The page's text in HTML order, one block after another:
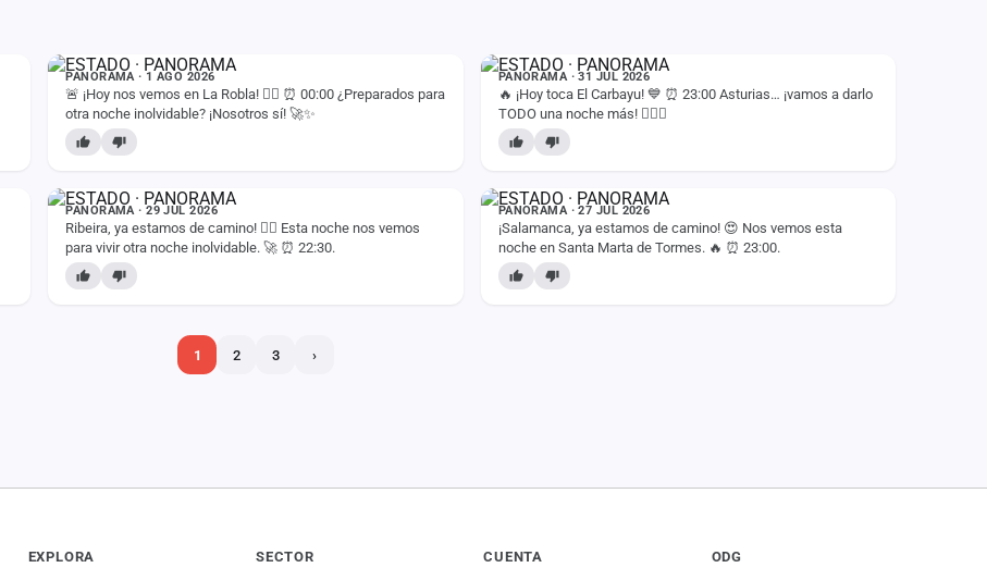
PANORAMA · 1 AGO 2026
🚨 ¡Hoy nos vemos en La Robla! ❤️‍🔥 ⏰ 00:00 ¿Preparados para
otra noche inolvidable? ¡Nosotros sí! 🚀✨
PANORAMA · 31 JUL 2026
🔥 ¡Hoy toca El Carbayu! 💙 ⏰ 23:00 Asturias… ¡vamos a darlo
TODO una noche más! ❤️‍🔥🙌
PANORAMA · 29 JUL 2026
Ribeira, ya estamos de camino! ❤️‍🔥 Esta noche nos vemos
para vivir otra noche inolvidable. 🚀 ⏰ 22:30.
PANORAMA · 27 JUL 2026
¡Salamanca, ya estamos de camino! 😍 Nos vemos esta
noche en Santa Marta de Tormes. 🔥 ⏰ 23:00.
1 2 3 ›
EXPLORA SECTOR CUENTA ODG